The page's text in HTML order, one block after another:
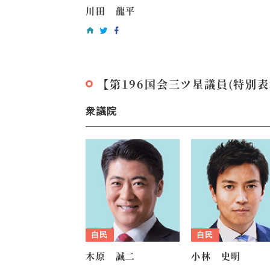
川田 龍平
【第196国会三ツ星議員(特別
衆議院
自民
木原 誠二
自民
小林 史明